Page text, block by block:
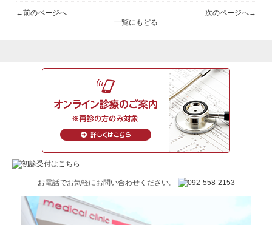
次のページへ→
←前のページへ
一覧にもどる
お電話でお気軽にお問い合わせください。